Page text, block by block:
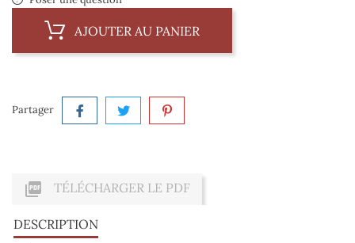
AJOUTER AU PANIER
Partager
 TÉLÉCHARGER LE PDF
DESCRIPTION